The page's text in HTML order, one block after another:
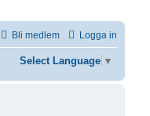
Logga in
Bli medlem
Select Language ▼